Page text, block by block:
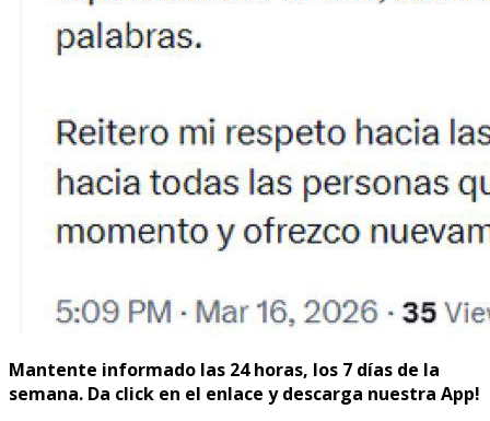
Mantente informado las 24 horas, los 7 días de la
semana. Da click en el enlace y descarga nuestra App!